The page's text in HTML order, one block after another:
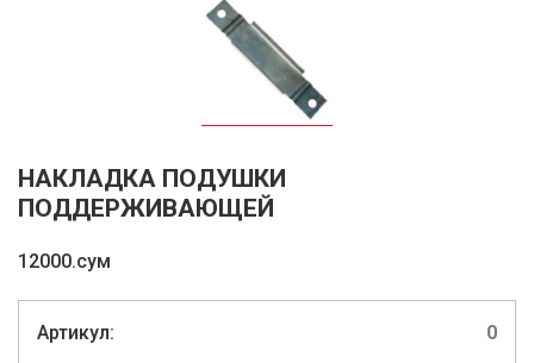
НАКЛАДКА ПОДУШКИ
ПОДДЕРЖИВАЮЩЕЙ
12000.сум
Артикул: 0